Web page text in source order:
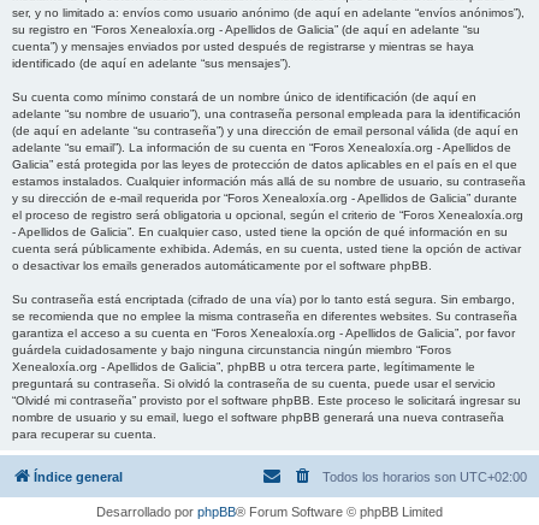
ser, y no limitado a: envíos como usuario anónimo (de aquí en adelante “envíos anónimos”),
su registro en “Foros Xenealoxía.org - Apellidos de Galicia” (de aquí en adelante “su
cuenta”) y mensajes enviados por usted después de registrarse y mientras se haya
identificado (de aquí en adelante “sus mensajes”).
Su cuenta como mínimo constará de un nombre único de identificación (de aquí en
adelante “su nombre de usuario”), una contraseña personal empleada para la identificación
(de aquí en adelante “su contraseña”) y una dirección de email personal válida (de aquí en
adelante “su email”). La información de su cuenta en “Foros Xenealoxía.org - Apellidos de
Galicia” está protegida por las leyes de protección de datos aplicables en el país en el que
estamos instalados. Cualquier información más allá de su nombre de usuario, su contraseña
y su dirección de e-mail requerida por “Foros Xenealoxía.org - Apellidos de Galicia” durante
el proceso de registro será obligatoria u opcional, según el criterio de “Foros Xenealoxía.org
- Apellidos de Galicia”. En cualquier caso, usted tiene la opción de qué información en su
cuenta será públicamente exhibida. Además, en su cuenta, usted tiene la opción de activar
o desactivar los emails generados automáticamente por el software phpBB.
Su contraseña está encriptada (cifrado de una vía) por lo tanto está segura. Sin embargo,
se recomienda que no emplee la misma contraseña en diferentes websites. Su contraseña
garantiza el acceso a su cuenta en “Foros Xenealoxía.org - Apellidos de Galicia”, por favor
guárdela cuidadosamente y bajo ninguna circunstancia ningún miembro “Foros
Xenealoxía.org - Apellidos de Galicia”, phpBB u otra tercera parte, legítimamente le
preguntará su contraseña. Si olvidó la contraseña de su cuenta, puede usar el servicio
“Olvidé mi contraseña” provisto por el software phpBB. Este proceso le solicitará ingresar su
nombre de usuario y su email, luego el software phpBB generará una nueva contraseña
para recuperar su cuenta.
Índice general Todos los horarios son UTC+02:00
Desarrollado por phpBB® Forum Software © phpBB Limited